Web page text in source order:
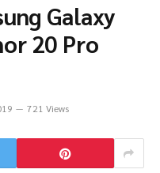
Galaxy
20 Pro
721 Views